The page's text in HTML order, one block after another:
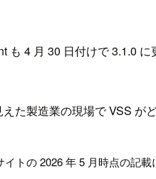
も 4 月 30 日付けで 3.1.0
た製造業の現場で VSS が
トの 2026 年 5 月時点の記